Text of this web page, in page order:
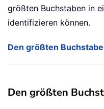
größten Buchstaben in
identifizieren können.
Den größten
Den größten